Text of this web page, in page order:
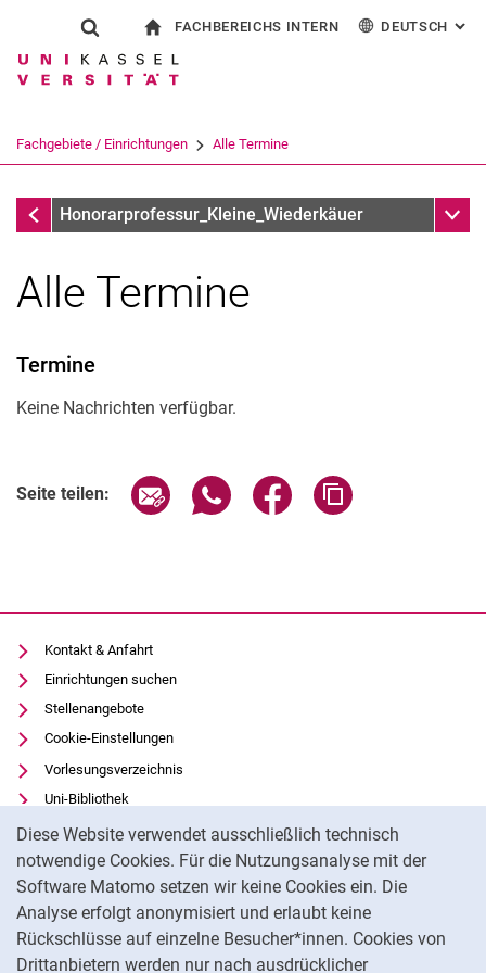
Springe direkt zu: Inhalt
Springe direkt zu: Suche
Springe direkt zu:
Diese Website verwendet ausschließlich technisch
notwendige Cookies. Für die Nutzungsanalyse mit der
Software Matomo setzen wir keine Cookies ein. Die
Analyse erfolgt anonymisiert und erlaubt keine
Rückschlüsse auf einzelne Besucher*innen. Cookies von
Drittanbietern werden nur nach ausdrücklicher
Suchformular
Suchbegriff
Suchen (öffnet externen Link in einem
FACHBEREICHS INTERN DEUTSCH :
Fachgebiete / Einrichtungen Alle Termine
InfothekHonorarprofessur_Kleine_Wiederkäuer
Alle Termine
Termine
Keine Nachrichten verfügbar.
Seite teilen: Seite über E-Mail teilen
Seite über WhatsApp teilen
Seite über Facebook
Kontakt & Anfahrt
Einrichtungen suchen
Stellenangebote
Cookie-Einstellungen
Vorlesungsverzeichnis
Uni-Bibliothek
Moodle
Panopto
Datenschutz
Barrierefreiheit
Transparenter KI-Einsatz